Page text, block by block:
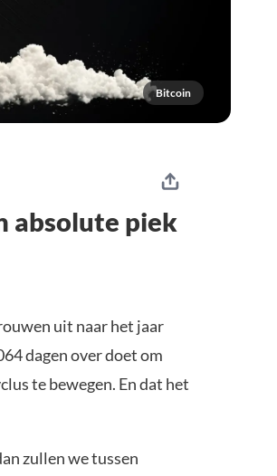
Bitcoin
absolute piek
uit naar het jaar
dagen over doet om
te bewegen. En dat het
zullen we tussen